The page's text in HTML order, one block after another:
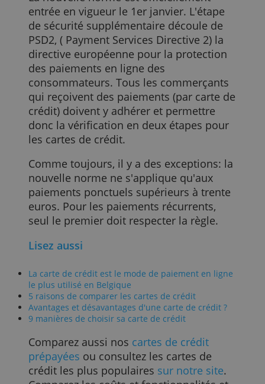
Payer avec une carte de crédit sera
beaucoup plus sûr grâce à la nouvelle
norme. Les fraudeurs tentent de voler
vos données et d'utiliser votre carte à
mauvais escient. Ce sera plus difficile car
ils ont désormais également besoin de
votre téléphone.
Toutes les boutiques en ligne ne sont
La nouvelle norme est officiellement
entrée en vigueur le 1er janvier. L'étape
de sécurité supplémentaire découle de
directive européenne pour la protection
des paiements en ligne des
consommateurs. Tous les commerçants
qui reçoivent des paiements (par carte
crédit) doivent y adhérer et permettre
les cartes de crédit.
Comme toujours, il y a des exceptions: la
REFUSER TOUT
AFFICHER LES DÉTAILS